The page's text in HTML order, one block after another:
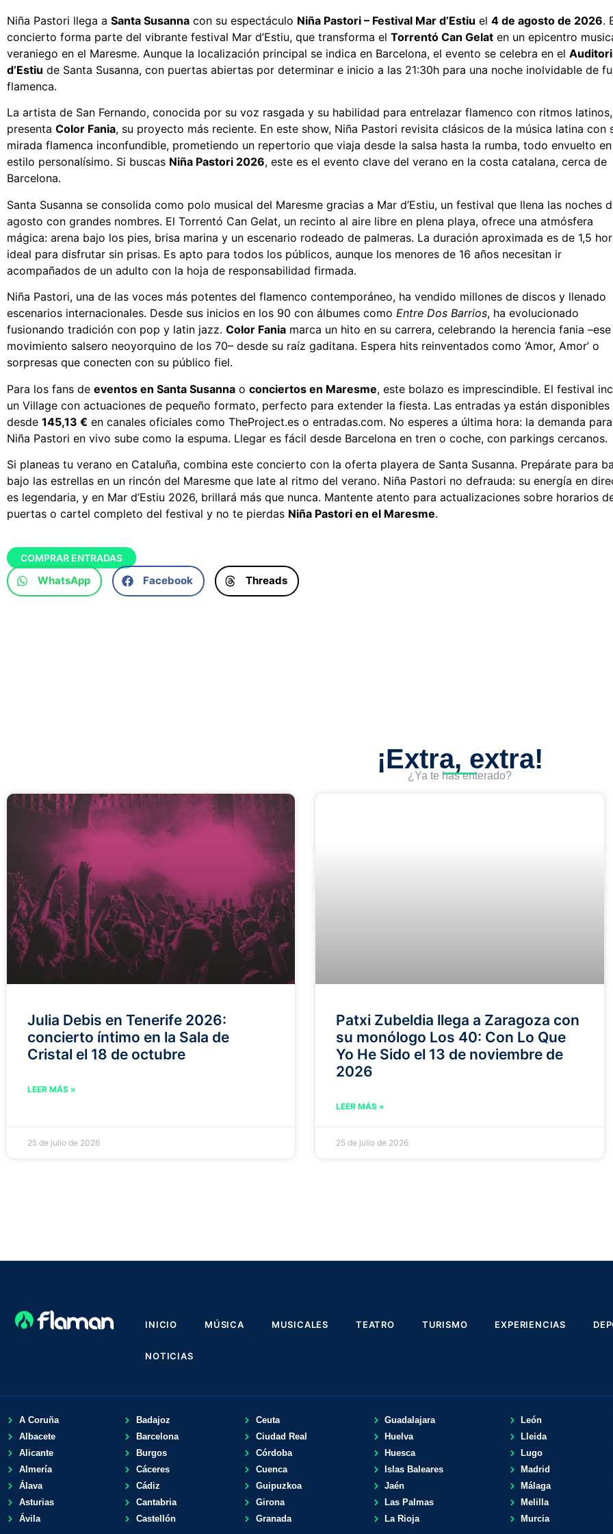
Niña Pastori llega a Santa Susanna con su espectáculo Niña Pastori – Festival Mar d’Estiu el 4 de agosto de 2026.
concierto forma parte del vibrante festival Mar d’Estiu, que transforma el Torrentó Can Gelat en un epicentro
veraniego en el Maresme. Aunque la localización principal se indica en Barcelona, el evento se celebra en el
d’Estiu de Santa Susanna, con puertas abiertas por determinar e inicio a las 21:30h para una noche inolvidable de
flamenca.
La artista de San Fernando, conocida por su voz rasgada y su habilidad para entrelazar flamenco con ritmos latinos,
presenta Color Fania, su proyecto más reciente. En este show, Niña Pastori revisita clásicos de la música latina con
mirada flamenca inconfundible, prometiendo un repertorio que viaja desde la salsa hasta la rumba, todo envuelto en
estilo personalísimo. Si buscas Niña Pastori 2026, este es el evento clave del verano en la costa catalana, cerca de
Barcelona.
Santa Susanna se consolida como polo musical del Maresme gracias a Mar d’Estiu, un festival que llena las noches
agosto con grandes nombres. El Torrentó Can Gelat, un recinto al aire libre en plena playa, ofrece una atmósfera
mágica: arena bajo los pies, brisa marina y un escenario rodeado de palmeras. La duración aproximada es de 1,5
ideal para disfrutar sin prisas. Es apto para todos los públicos, aunque los menores de 16 años necesitan ir
acompañados de un adulto con la hoja de responsabilidad firmada.
Niña Pastori, una de las voces más potentes del flamenco contemporáneo, ha vendido millones de discos y llenado
escenarios internacionales. Desde sus inicios en los 90 con álbumes como Entre Dos Barrios, ha evolucionado
fusionando tradición con pop y latin jazz. Color Fania marca un hito en su carrera, celebrando la herencia fania –ese
movimiento salsero neoyorquino de los 70– desde su raíz gaditana. Espera hits reinventados como ‘Amor, Amor’ o
sorpresas que conecten con su público fiel.
Para los fans de eventos en Santa Susanna o conciertos en Maresme, este bolazo es imprescindible. El festival
un Village con actuaciones de pequeño formato, perfecto para extender la fiesta. Las entradas ya están disponibles
desde 145,13 € en canales oficiales como TheProject.es o entradas.com. No esperes a última hora: la demanda para
Niña Pastori en vivo sube como la espuma. Llegar es fácil desde Barcelona en tren o coche, con parkings cercanos.
Si planeas tu verano en Cataluña, combina este concierto con la oferta playera de Santa Susanna. Prepárate para
bajo las estrellas en un rincón del Maresme que late al ritmo del verano. Niña Pastori no defrauda: su energía en
es legendaria, y en Mar d’Estiu 2026, brillará más que nunca. Mantente atento para actualizaciones sobre horarios
puertas o cartel completo del festival y no te pierdas Niña Pastori en el Maresme.
COMPRAR ENTRADAS
WhatsApp Facebook Threads
¡Extra, extra!
¿Ya te has enterado?
Julia Debis en Tenerife 2026:
concierto íntimo en la Sala de
Cristal el 18 de octubre
LEER MÁS »
25 de julio de 2026
Patxi Zubeldia llega a Zaragoza con
su monólogo Los 40: Con Lo Que
Yo He Sido el 13 de noviembre de
2026
LEER MÁS »
25 de julio de 2026
INICIO MÚSICA MUSICALES TEATRO TURISMO EXPERIENCIAS
NOTICIAS
A Coruña
Albacete
Alicante
Almería
Álava
Asturias
Ávila
Badajoz
Barcelona
Burgos
Cáceres
Cádiz
Cantabria
Castellón
Ceuta
Ciudad Real
Córdoba
Cuenca
Guipuzkoa
Girona
Granada
Guadalajara
Huelva
Huesca
Islas Baleares
Jaén
Las Palmas
La Rioja
León
Lleida
Lugo
Madrid
Málaga
Melilla
Murcia